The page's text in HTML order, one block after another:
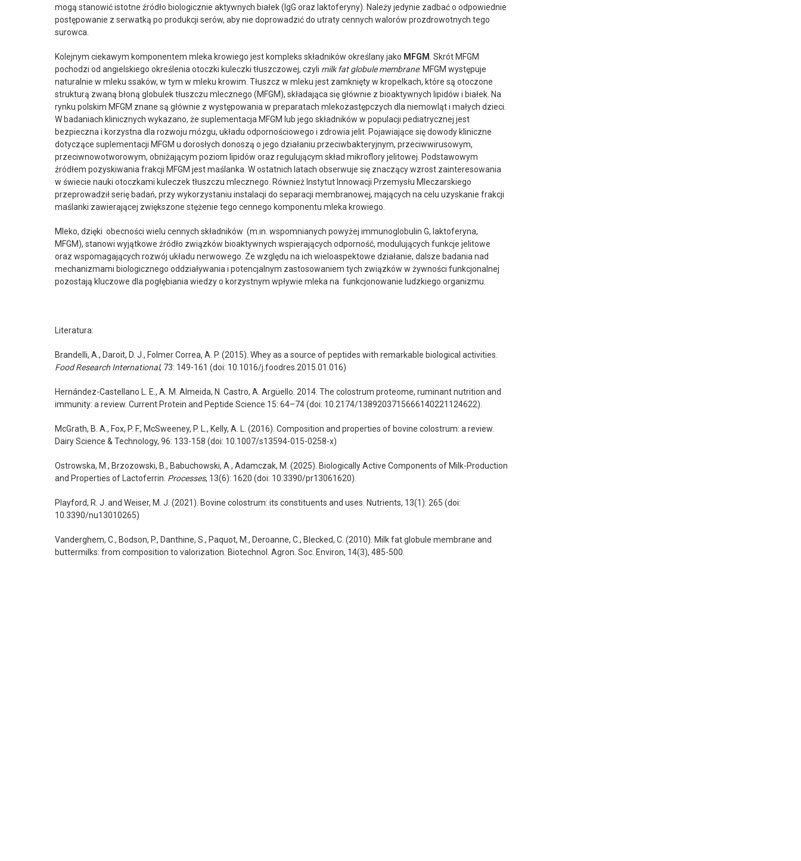
mogą stanowić istotne źródło biologicznie aktywnych białek (IgG oraz laktoferyny). Należy jedynie zadbać o odpowiednie
postępowanie z serwatką po produkcji serów, aby nie doprowadzić do utraty cennych walorów prozdrowotnych tego
surowca.
Kolejnym ciekawym komponentem mleka krowiego jest kompleks składników określany jako MFGM . Skrót MFGM
pochodzi od angielskiego określenia otoczki kuleczki tłuszczowej, czyli milk fat globule membrane. MFGM występuje
naturalnie w mleku ssaków, w tym w mleku krowim. Tłuszcz w mleku jest zamknięty w kropelkach, które są otoczone
strukturą zwaną błoną globulek tłuszczu mlecznego (MFGM), składająca się głównie z bioaktywnych lipidów i białek. Na
rynku polskim MFGM znane są głównie z występowania w preparatach mlekozastępczych dla niemowląt i małych dzieci.
W badaniach klinicznych wykazano, że suplementacja MFGM lub jego składników w populacji pediatrycznej jest
bezpieczna i korzystna dla rozwoju mózgu, układu odpornościowego i zdrowia jelit. Pojawiające się dowody kliniczne
dotyczące suplementacji MFGM u dorosłych donoszą o jego działaniu przeciwbakteryjnym, przeciwwirusowym,
przeciwnowotworowym, obniżającym poziom lipidów oraz regulującym skład mikroflory jelitowej. Podstawowym
źródłem pozyskiwania frakcji MFGM jest maślanka. W ostatnich latach obserwuje się znaczący wzrost zainteresowania
w świecie nauki otoczkami kuleczek tłuszczu mlecznego. Również Instytut Innowacji Przemysłu Mleczarskiego
przeprowadził serię badań, przy wykorzystaniu instalacji do separacji membranowej, mających na celu uzyskanie frakcji
maślanki zawierającej zwiększone stężenie tego cennego komponentu mleka krowiego.
Mleko, dzięki obecności wielu cennych składników (m.in. wspomnianych powyżej immunoglobulin G, laktoferyna,
MFGM), stanowi wyjątkowe źródło związków bioaktywnych wspierających odporność, modulujących funkcje jelitowe
oraz wspomagających rozwój układu nerwowego. Ze względu na ich wieloaspektowe działanie, dalsze badania nad
mechanizmami biologicznego oddziaływania i potencjalnym zastosowaniem tych związków w żywności funkcjonalnej
pozostają kluczowe dla pogłębiania wiedzy o korzystnym wpływie mleka na funkcjonowanie ludzkiego organizmu.
Literatura:
Brandelli, A., Daroit, D. J., Folmer Correa, A. P. (2015). Whey as a source of peptides with remarkable biological activities.
Food Research International, 73: 149-161 (doi: 10.1016/j.foodres.2015.01.016)
Hernández-Castellano L. E., A. M. Almeida, N. Castro, A. Argüello. 2014. The colostrum proteome, ruminant nutrition and
immunity: a review. Current Protein and Peptide Science 15: 64–74 (doi: 10.2174/1389203715666140221124622).
McGrath, B. A., Fox, P. F., McSweeney, P. L., Kelly, A. L. (2016). Composition and properties of bovine colostrum: a review.
Dairy Science & Technology, 96: 133-158 (doi: 10.1007/s13594-015-0258-x)
Ostrowska, M., Brzozowski, B., Babuchowski, A., Adamczak, M. (2025). Biologically Active Components of Milk-Production
and Properties of Lactoferrin. Processes, 13(6): 1620 (doi: 10.3390/pr13061620).
Playford, R. J. and Weiser, M. J. (2021). Bovine colostrum: its constituents and uses. Nutrients, 13(1): 265 (doi:
10.3390/nu13010265)
Vanderghem, C., Bodson, P., Danthine, S., Paquot, M., Deroanne, C., Blecked, C. (2010). Milk fat globule membrane and
buttermilks: from composition to valorization. Biotechnol. Agron. Soc. Environ, 14(3), 485-500.